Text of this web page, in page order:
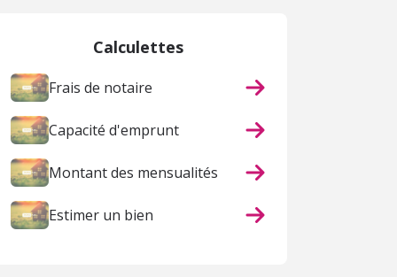
Calculettes
Frais de notaire
Capacité d'emprunt
Montant des mensualités
Estimer un bien